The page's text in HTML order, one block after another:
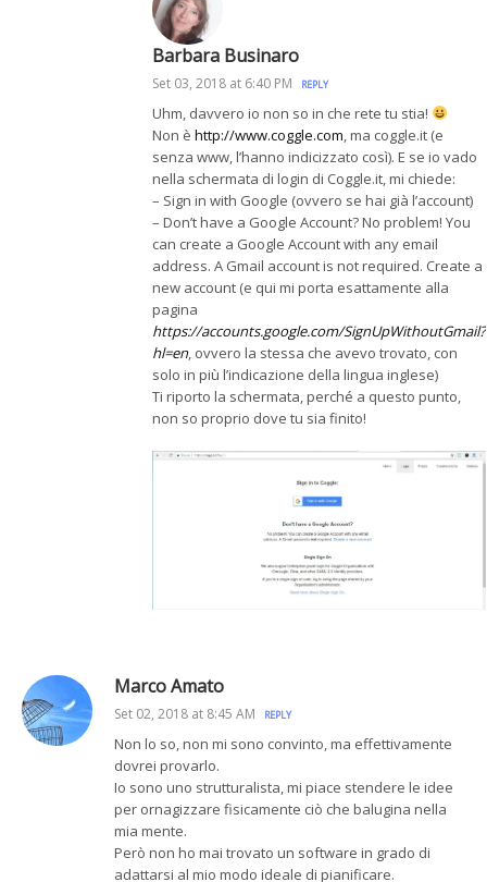
Barbara Businaro
Set 03, 2018 at 6:40 PM REPLY
Uhm, davvero io non so in che rete tu stia!
Non è http://www.coggle.com, ma coggle.it (e
senza www, l’hanno indicizzato così). E se io vado
nella schermata di login di Coggle.it, mi chiede:
– Sign in with Google (ovvero se hai già l’account)
– Don’t have a Google Account? No problem! You
can create a Google Account with any email
address. A Gmail account is not required. Create a
new account (e qui mi porta esattamente alla
pagina
https://accounts.google.com/SignUpWithoutGmail?
hl=en, ovvero la stessa che avevo trovato, con
solo in più l’indicazione della lingua inglese)
Ti riporto la schermata, perché a questo punto,
non so proprio dove tu sia finito!
Marco Amato
Set 02, 2018 at 8:45 AM REPLY
Non lo so, non mi sono convinto, ma effettivamente
dovrei provarlo.
Io sono uno strutturalista, mi piace stendere le idee
per ornagizzare fisicamente ciò che balugina nella
mia mente.
Però non ho mai trovato un software in grado di
adattarsi al mio modo ideale di pianificare.